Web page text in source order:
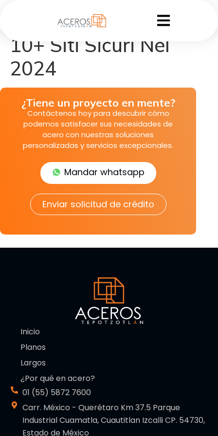
10+ Siti Sicuri Nel
2024
¿Tiene un proyecto en mente?
Contáctenos hoy para descubrir cómo
podemos satisfacer sus necesidades de
acero con nuestras soluciones
personalizadas y servicios excepcionales.
Mandar whatsapp
Enviar solicitud de crédito
Inicio
Planos
Largos
¿Por qué en acero?
01 (55) 5872 7600
Carr. México - Querétaro Km 37.5 Parque
Industrial Cuamatla, Cuautitlan Izcalli CP. 54730,
Estado de México